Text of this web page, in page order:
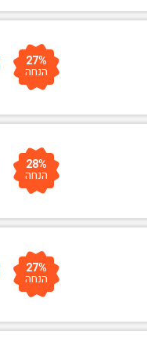
27%
הנחה
28%
הנחה
27%
הנחה